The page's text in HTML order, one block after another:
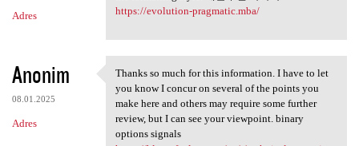
Adres
https://evolution-pragmatic.mba/
Anonim
08.01.2025
Adres
Thanks so much for this
Thanks so much for this information. I have to let
you know I concur on several of the points you
make here and others may require some further
review, but I can see your viewpoint. binary
options signals